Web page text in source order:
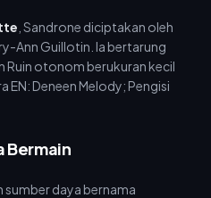
, Sandrone diciptakan oleh
Ann Guillotin. Ia bertarung
Ruin otonom berukuran kecil
EN: Deneen Melody; Pengisi
Bermain
daya bernama